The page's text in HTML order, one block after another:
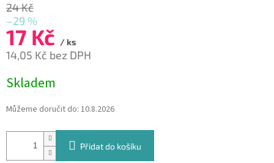
24 Kč
–29 %
17 Kč / ks
14,05 Kč bez DPH
cena:
Skladem
Můžeme doručit do: 10.8.2026
Přidat do košíku